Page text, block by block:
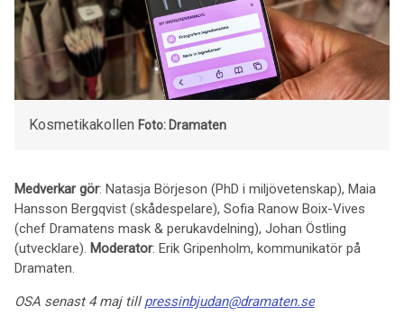
Kosmetikakollen Foto: Dramaten
Medverkar gör: Natasja Börjeson (PhD i miljövetenskap), Maia
Hansson Bergqvist (skådespelare), Sofia Ranow Boix-Vives
(chef Dramatens mask & perukavdelning), Johan Östling
(utvecklare). Moderator: Erik Gripenholm, kommunikatör på
Dramaten.
OSA senast 4 maj till pressinbjudan@dramaten.se